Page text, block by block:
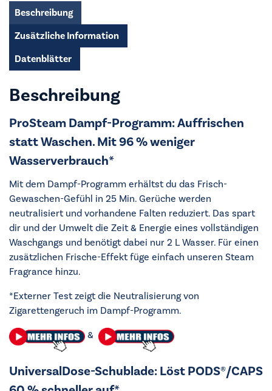
Beschreibung
Zusätzliche Information
Datenblätter
Beschreibung
ProSteam Dampf-Programm: Auffrischen
statt Waschen. Mit 96 % weniger
Wasserverbrauch*
Mit dem Dampf-Programm erhältst du das Frisch-
Gewaschen-Gefühl in 25 Min. Gerüche werden
neutralisiert und vorhandene Falten reduziert. Das spart
dir und der Umwelt die Zeit & Energie eines vollständigen
Waschgangs und benötigt dabei nur 2 L Wasser. Für einen
zusätzlichen Frische-Effekt füge einfach unseren Steam
Fragrance hinzu.
*Externer Test zeigt die Neutralisierung von
Zigarettengeruch im Dampf-Programm.
&
UniversalDose-Schublade: Löst PODS®/CAPS